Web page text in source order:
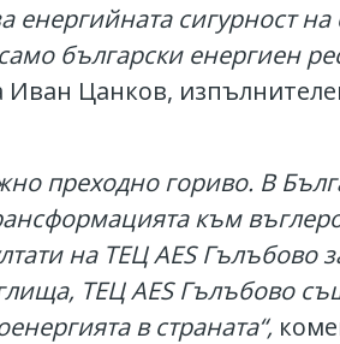
енергийната сигурност на
български енергиен
Иван Цанков,
преходно гориво. В
към
на ТЕЦAESГълъбово
ТЕЦAESГълъбово
в страната“,